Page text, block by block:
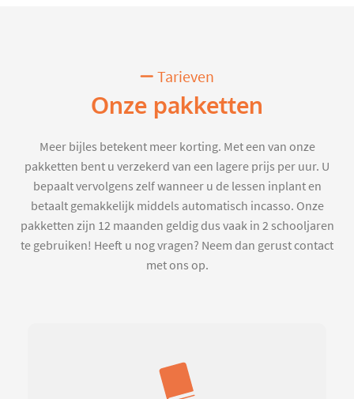
Tarieven
Onze pakketten
Meer bijles betekent meer korting. Met een van onze
pakketten bent u verzekerd van een lagere prijs per uur. U
bepaalt vervolgens zelf wanneer u de lessen inplant en
betaalt gemakkelijk middels automatisch incasso. Onze
pakketten zijn 12 maanden geldig dus vaak in 2 schooljaren
te gebruiken! Heeft u nog vragen? Neem dan gerust contact
met ons op.